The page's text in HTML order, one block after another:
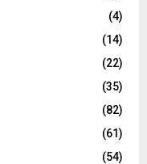
(4)
(14)
(22)
(35)
(82)
(61)
(54)